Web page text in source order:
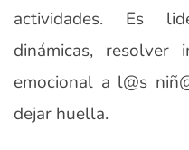
actividades. Es
dinámicas,
emocional a l@s
dejar huella.